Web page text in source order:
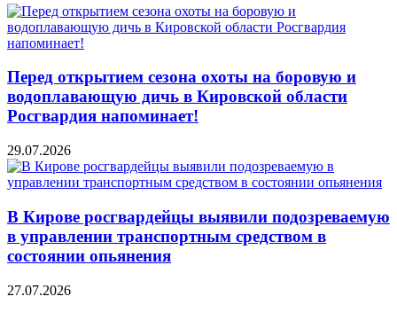
Перед открытием сезона охоты на боровую и
водоплавающую дичь в Кировской области
Росгвардия напоминает!
29.07.2026
В Кирове росгвардейцы выявили подозреваемую
в управлении транспортным средством в
состоянии опьянения
27.07.2026